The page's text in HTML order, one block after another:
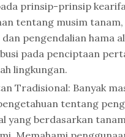
prinsip-prinsip
tentang musim
pengendalian hama
pada penciptaan
lingkungan.
Tradisional: Banyak
tentang
yang berdasarkan